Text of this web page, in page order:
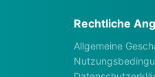
Rechtliche
Allgemeine